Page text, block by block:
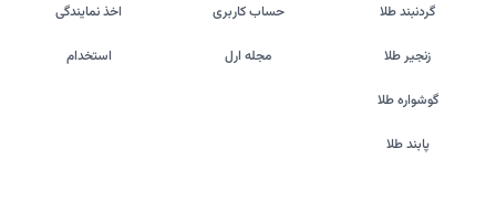
گردنبند طلا
زنجیر طلا
گوشواره طلا
پابند طلا
حساب کاربری
مجله ارل
اخذ نمایندگی
استخدام